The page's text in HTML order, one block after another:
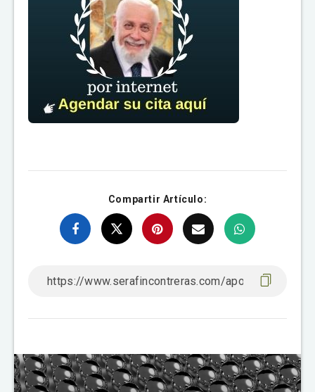
Compartir Artículo: